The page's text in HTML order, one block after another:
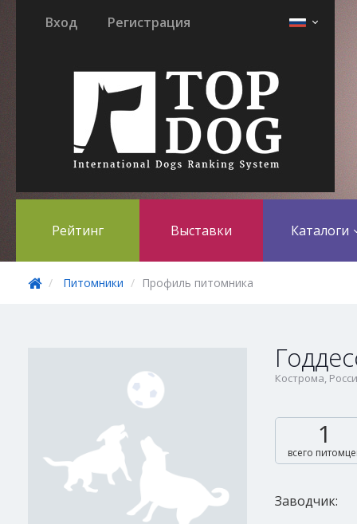
Вход Регистрация
Рейтинг Выставки Каталоги
Питомники Профиль питомника
Кострома,
1
всего
Заводчик: